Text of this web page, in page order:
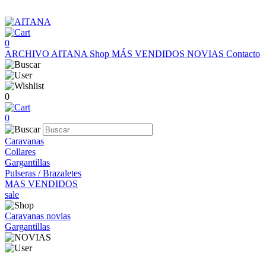
0
ARCHIVO AITANA Shop MÁS VENDIDOS NOVIAS Contacto
0
0
Caravanas
Collares
Gargantillas
Pulseras / Brazaletes
MAS VENDIDOS
sale
Caravanas novias
Gargantillas